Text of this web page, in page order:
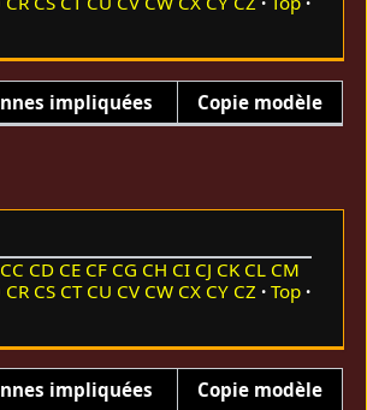
impliquées Copie modèle
CC CD CE CF CG CH CI CJ CK CL CM
CR CS CT CU CV CW CX CY CZ
Top
impliquées Copie modèle